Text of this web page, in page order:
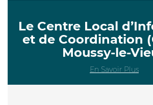
Le Centre Local
et de Coordination
Moussy-le-
En Savoir Plus